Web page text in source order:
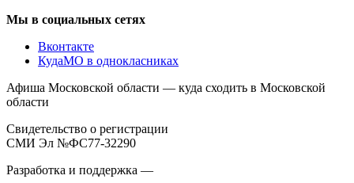
Мы в социальных сетях
Вконтакте
КудаМО в однокласниках
Афиша Московской области — куда сходить в Московской
области
Свидетельство о регистрации
СМИ Эл №ФС77-32290
Разработка и поддержка —